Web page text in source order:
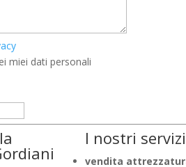
miei dati personali
I nostri
vendita